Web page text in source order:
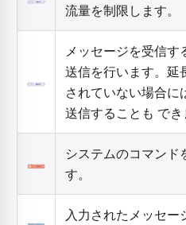
流量を制限します。
メッセージを受信す
送信を行います。延
されていない場合に
送信することも でき
システムのコマンド
す。
入力されたメッセ